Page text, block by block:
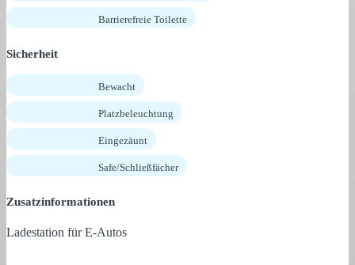
Barrierefreie Toilette
Sicherheit
Bewacht
Platzbeleuchtung
Eingezäunt
Safe/Schließfächer
Zusatzinformationen
Ladestation für E-Autos